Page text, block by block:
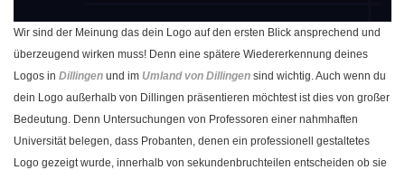
Wir sind der Meinung das dein Logo auf den ersten Blick ansprechend und
überzeugend wirken muss! Denn eine spätere Wiedererkennung deines
Logos in Dillingen und im Umland von Dillingen sind wichtig. Auch wenn du
dein Logo außerhalb von Dillingen präsentieren möchtest ist dies von großer
Bedeutung. Denn Untersuchungen von Professoren einer nahmhaften
Universität belegen, dass Probanten, denen ein professionell gestaltetes
Logo gezeigt wurde, innerhalb von sekundenbruchteilen entscheiden ob sie